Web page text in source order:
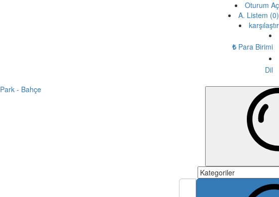
Oturum Aç
A. Listem (0)
karşılaştır
₺ Para Birimi
Dil
Park - Bahçe